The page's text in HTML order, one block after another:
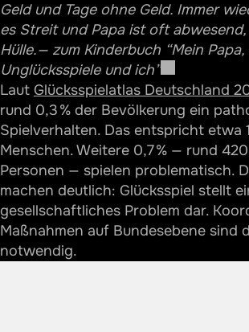
Fazit
Häufig gestellte Fragen
1. Was ist „Bundesweit gegen
wer steht dahinter?
2. Wie verbreitet ist Glücksspielsucht
Deutschland?
3. Welche Hilfsangebote gibt es für
Glücksspielproblemen?
4. Welche Unterstützung gibt es für
von Menschen mit Glücksspielsucht?
5. Welche digitalen Hilfsmittel stehen
Selbsteinschätzung oder
Geld und Tage ohne Geld. Immer
es Streit und Papa ist oft abwesend,
Hülle.— zum Kinderbuch “Mein Papa,
Unglücksspiele und ich”
Laut Glücksspielatlas Deutschland
rund 0,3 % der Bevölkerung ein
Spielverhalten. Das entspricht etwa
Menschen. Weitere 0,7 % — rund
Personen — spielen problematisch.
machen deutlich: Glücksspiel stellt
gesellschaftliches Problem dar.
Maßnahmen auf Bundesebene sind
notwendig.